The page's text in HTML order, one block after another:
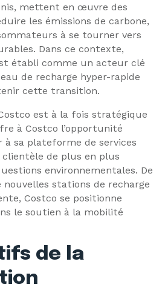
mettent en œuvre des
les émissions de carbone,
à se tourner vers
Dans ce contexte,
établi comme un acteur clé
de recharge hyper-rapide
cette transition.
est à la fois stratégique
à Costco l’opportunité
à sa plateforme de services
de plus en plus
environnementales. De
stations de recharge
Costco se positionne
le soutien à la mobilité
de la